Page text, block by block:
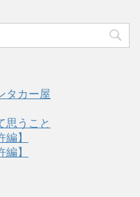
タカー屋
思うこと
】
】